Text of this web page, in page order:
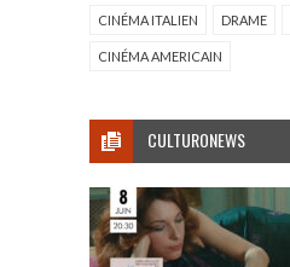
CINÉMA ITALIEN DRAME
CINÉMA AMERICAIN
CULTURONEWS